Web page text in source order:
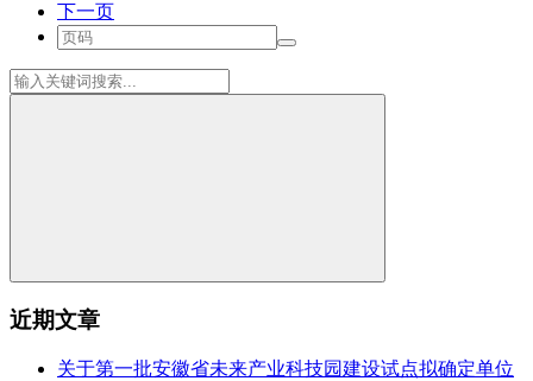
下一页
近期文章
关于第一批安徽省未来产业科技园建设试点拟确定单位